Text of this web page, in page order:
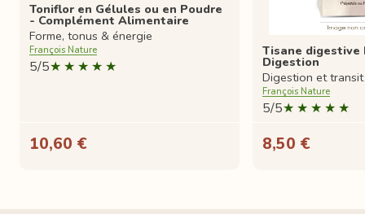
Toniflor en Gélules ou en Poudre
- Complément Alimentaire
Forme, tonus & énergie
François Nature
5/5
10,60 €
Tisane digestive
Digestion
Digestion et transit
François Nature
5/5
8,50 €